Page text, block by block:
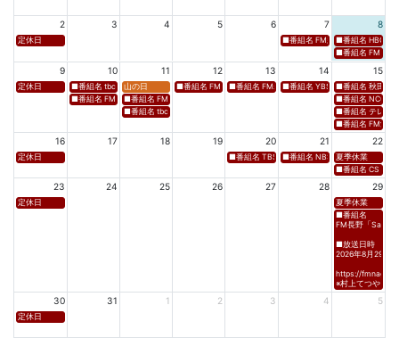
2 3 4 5 6 7 8
定休日 ■番組名 FM新潟「SOUND
■番組名 HBC北
■番組名 FM 福
9 10 11 12 13 14 15
定休日 ■番組名 tbcラジオ「en∞Voyage(エン・ボヤージュ)」 ■放送日時 https://www.tbc-
山の日 ■番組名 FM高知「Hi-Six Shake！Shake！Shake！」 ■放
■番組名 FM岩手「夕刊ラジオ（YOU CAN
■番組名 YBS山梨放送「やまな
■番組名 秋田朝
■番組名 FM秋田「mix」 ■放送日時 https://www.fm-akita.co.jp/program/ ※黒沢 薫、安岡
■番組名 FM山形「WAVE4yamagata EXCEED」 ■放送日時 https://■番組名 NCC長
■番組名 tbc東北放送「ウォッチン！みやぎ」 ■放送日時 https://www.tbc-
■番組名 テレビ
■番組名 FM愛媛
16 17 18 19 20 21 22
定休日 ■番組名 TBS「Spicy Sessions THE LIVE」 ■
■番組名 NBS⻑野放送 「グッ
夏季休業
■番組名 CS TBS
23 24 25 26 27 28 29
定休日
夏季休業
■番組名
FM長野「
■放送日時
2026年8月29日(
https://
※村上てつや、酒
30 31 1 2 3 4 5
定休日